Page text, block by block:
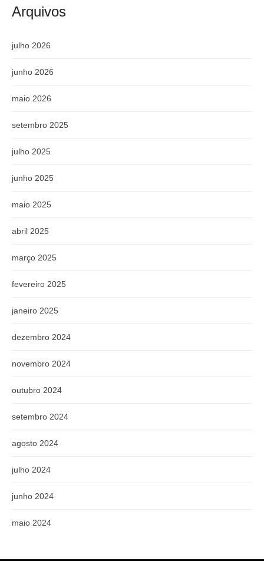
Arquivos
julho 2026
junho 2026
maio 2026
setembro 2025
julho 2025
junho 2025
maio 2025
abril 2025
março 2025
fevereiro 2025
janeiro 2025
dezembro 2024
novembro 2024
outubro 2024
setembro 2024
agosto 2024
julho 2024
junho 2024
maio 2024